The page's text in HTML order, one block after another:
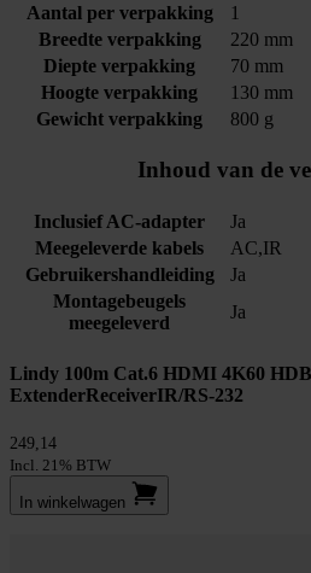
Aantal per verpakking
1
Breedte verpakking
220 mm
Diepte verpakking
70 mm
Hoogte verpakking
130 mm
Gewicht verpakking
800 g
Inhoud van de
Inclusief AC-adapter
Ja
Meegeleverde kabels
AC,IR
Gebruikershandleiding
Ja
Montagebeugels
meegeleverd
Ja
Lindy 100m Cat.6 HDMI 4K60
ExtenderReceiverIR/RS-232
249,14
Incl. 21% BTW
In winkel­wagen